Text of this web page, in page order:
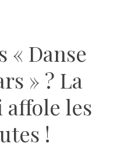
« Danse
» ? La
les
!